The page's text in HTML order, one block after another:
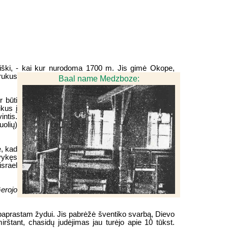
- kai kur nurodoma 1700 m. Jis gimė Okope,
Baal name Medzboze:
būti
į
kad
žydui. Jis pabrėžė šventiko svarbą, Dievo
chasidų judėjimas jau turėjo apie 10 tūkst.